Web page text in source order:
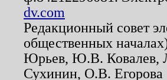
dv.com
Редакционный совет
общественных
Юрьев, Ю.В. Ковалев,
Сухинин, О.В. Егорова